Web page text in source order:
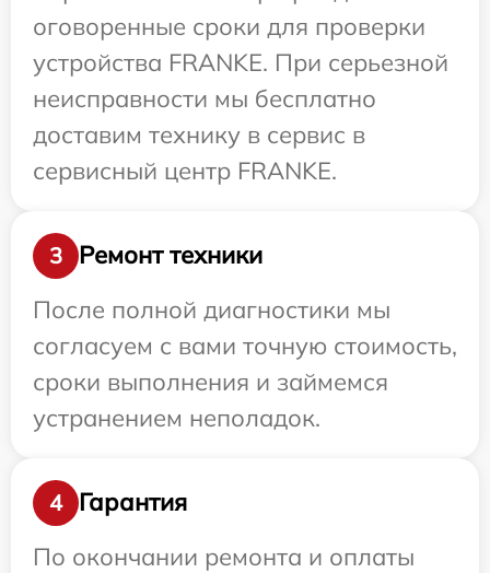
оговоренные сроки для проверки
устройства FRANKE. При серьезной
неисправности мы бесплатно
доставим технику в сервис в
сервисный центр FRANKE.
3
Ремонт техники
После полной диагностики мы
согласуем с вами точную стоимость,
сроки выполнения и займемся
устранением неполадок.
4
Гарантия
По окончании ремонта и оплаты